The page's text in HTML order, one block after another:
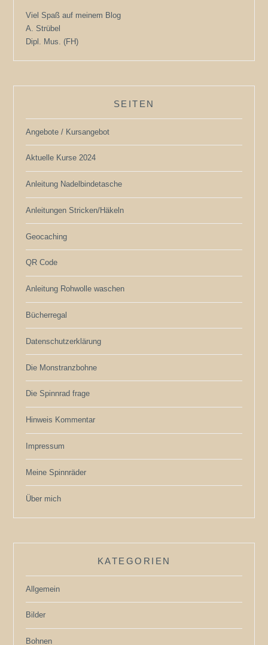
Viel Spaß auf meinem Blog
A. Strübel
Dipl. Mus. (FH)
SEITEN
Angebote / Kursangebot
Aktuelle Kurse 2024
Anleitung Nadelbindetasche
Anleitungen Stricken/Häkeln
Geocaching
QR Code
Anleitung Rohwolle waschen
Bücherregal
Datenschutzerklärung
Die Monstranzbohne
Die Spinnrad frage
Hinweis Kommentar
Impressum
Meine Spinnräder
Über mich
KATEGORIEN
Allgemein
Bilder
Bohnen